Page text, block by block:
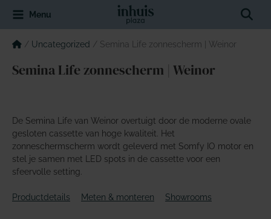
naar
inhoud
Menu
/ Uncategorized / Semina Life zonnescherm | Weinor
Semina Life zonnescherm | Weinor
De Semina Life van Weinor overtuigt door de moderne ovale
gesloten cassette van hoge kwaliteit. Het
zonneschermscherm wordt geleverd met Somfy IO motor en
stel je samen met LED spots in de cassette voor een
sfeervolle setting.
Productdetails Meten & monteren Showrooms